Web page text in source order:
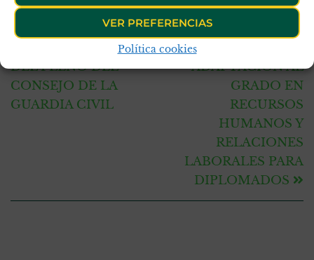
VER PREFERENCIAS
Política cookies
ANTERIOR
SESIÓN ORDINARIA
DEL PLENO DEL
CONSEJO DE LA
GUARDIA CIVIL
SIGUIENTE
ADAPTACIÓN AL
GRADO EN
RECURSOS
HUMANOS Y
RELACIONES
LABORALES PARA
DIPLOMADOS